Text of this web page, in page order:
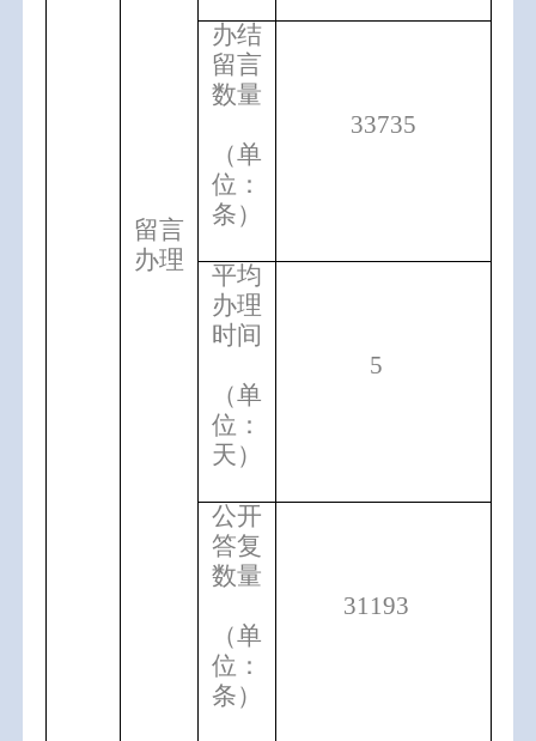
留言
办理
办结
留言
数量
（单
位：
条）
33735
平均
办理
时间
（单
位：
天）
5
公开
答复
数量
（单
位：
条）
31193